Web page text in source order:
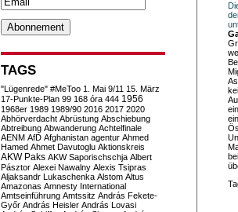
TAGS
"Lügenrede" #MeToo 1. Mai 9/11 15. März
17-Punkte-Plan 99 168 óra 444 1956
1968er 1989 1989/90 2016 2017 2020
Abhörverdacht Abrüstung Abschiebung
Abtreibung Abwanderung Achtelfinale
AENM AfD Afghanistan agentur Ahmed
Hamed Ahmet Davutoglu Aktionskreis
AKW Paks AKW Saporischschja Albert
Pásztor Alexei Nawalny Alexis Tsipras
Aljaksandr Lukaschenka Alstom Altus
Amazonas Amnesty International
Amtseinführung Amtssitz András Fekete-
Győr András Heisler András Lovasi